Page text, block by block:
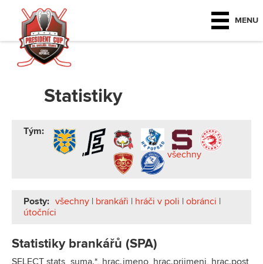
MENU
Statistiky
Tým:
všechny
Posty: všechny | brankáři | hráči v poli | obránci |
útočníci
Statistiky brankářů (SPA)